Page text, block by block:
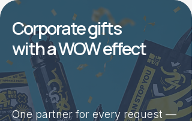
Corporate gifts
with a WOW effect
One partner for every request —